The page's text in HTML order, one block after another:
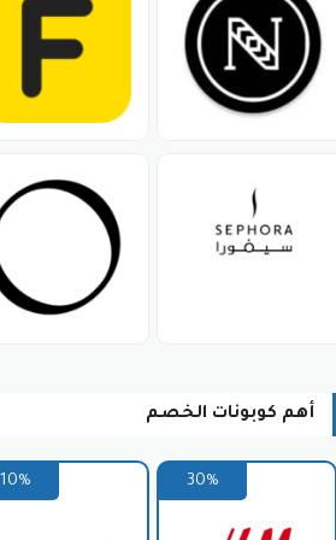
متنوعة من العطور التي تمنح
كوبون تخفيض الدخيل للعود.
وغيرها، والتي تأتي بروائح فاخرة
تضيف جوًا مميزًا ومنعشًا، والتي يتم
تحتوي هذه المجموعات على تشكيلات
مما يجعله وجهة شاملة لمحبي
على موقع الدخيل للعود. تعكس هذه
ومن بين هذه المتاجر، يأتي موقع الدخيل
لتوفير المزيد من الأموال وتجربة
أهم كوبونات الخصم
30%
10%